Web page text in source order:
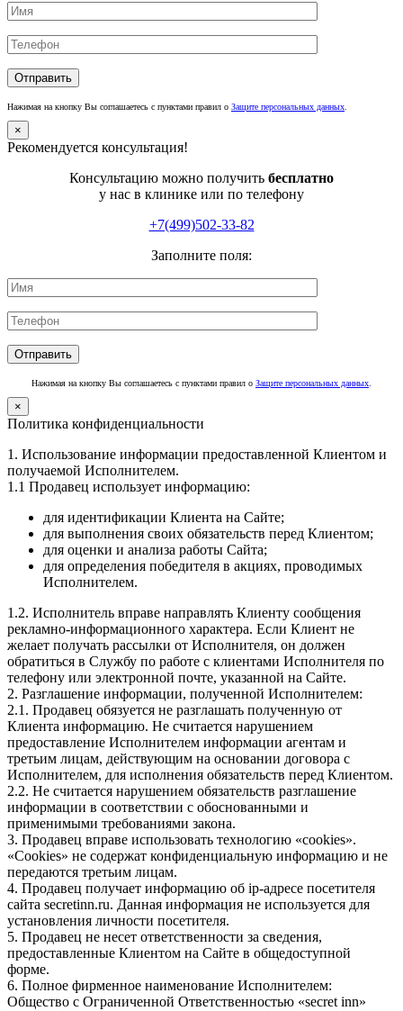
Нажимая на кнопку Вы соглашаетесь с пунктами правил о Защите персональных данных
×
Рекомендуется консультация!
Консультацию можно получить бесплатно
у нас в клинике или по телефону
+7(499)502-33-82
Заполните поля:
Нажимая на кнопку Вы соглашаетесь с пунктами правил о Защите персональных данных
×
Политика конфиденциальности
1. Использование информации предоставленной Клиентом и
получаемой Исполнителем.
1.1 Продавец использует информацию:
для идентификации Клиента на Сайте;
для выполнения своих обязательств перед Клиентом;
для оценки и анализа работы Сайта;
для определения победителя в акциях, проводимых
Исполнителем.
1.2. Исполнитель вправе направлять Клиенту сообщения
рекламно-информационного характера. Если Клиент не
желает получать рассылки от Исполнителя, он должен
обратиться в Службу по работе с клиентами Исполнителя по
телефону или электронной почте, указанной на Сайте.
2. Разглашение информации, полученной Исполнителем:
2.1. Продавец обязуется не разглашать полученную от
Клиента информацию. Не считается нарушением
предоставление Исполнителем информации агентам и
третьим лицам, действующим на основании договора с
Исполнителем, для исполнения обязательств перед Клиентом.
2.2. Не считается нарушением обязательств разглашение
информации в соответствии с обоснованными и
применимыми требованиями закона.
3. Продавец вправе использовать технологию «cookies».
«Cookies» не содержат конфиденциальную информацию и не
передаются третьим лицам.
4. Продавец получает информацию об ip-адресе посетителя
сайта secretinn.ru. Данная информация не используется для
установления личности посетителя.
5. Продавец не несет ответственности за сведения,
предоставленные Клиентом на Сайте в общедоступной
форме.
6. Полное фирменное наименование Исполнителем:
Общество с Ограниченной Ответственностью «secret inn»